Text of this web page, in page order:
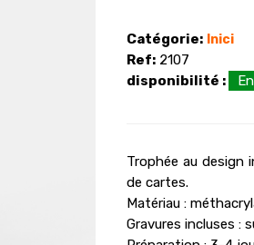
Catégorie: Inici
Ref: 2107
disponibilité :
Trophée au design
de cartes.
Matériau :
Gravures incluses :